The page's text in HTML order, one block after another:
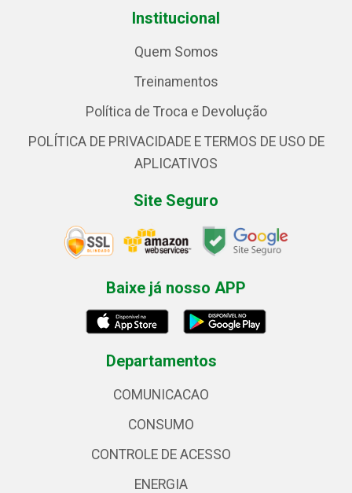
Institucional
Quem Somos
Treinamentos
Política de Troca e Devolução
POLÍTICA DE PRIVACIDADE E TERMOS DE USO DE
APLICATIVOS
Site Seguro
Baixe já nosso APP
Departamentos
COMUNICACAO
CONSUMO
CONTROLE DE ACESSO
ENERGIA